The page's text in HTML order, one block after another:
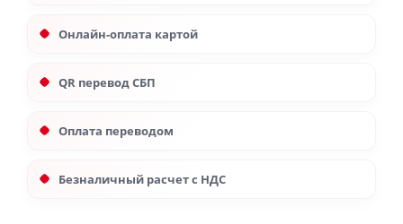
Онлайн-оплата картой
QR перевод СБП
Оплата переводом
Безналичный расчет с НДС